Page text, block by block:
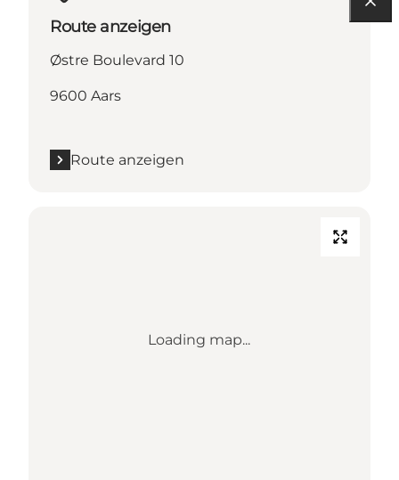
Route anzeigen
Østre Boulevard 10
9600 Aars
Route anzeigen
Loading map...